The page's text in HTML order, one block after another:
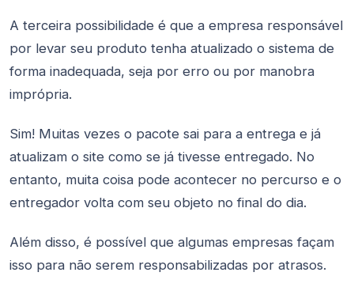
A terceira possibilidade é que a empresa responsável
por levar seu produto tenha atualizado o sistema de
forma inadequada, seja por erro ou por manobra
imprópria.
Sim! Muitas vezes o pacote sai para a entrega e já
atualizam o site como se já tivesse entregado. No
entanto, muita coisa pode acontecer no percurso e o
entregador volta com seu objeto no final do dia.
Além disso, é possível que algumas empresas façam
isso para não serem responsabilizadas por atrasos.